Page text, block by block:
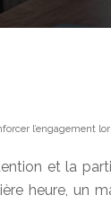
l’engagement
et la
heure, un